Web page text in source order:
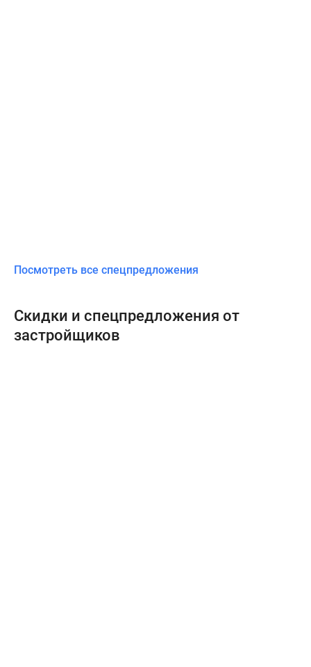
Посмотреть все спецпредложения
Скидки и спецпредложения от
застройщиков